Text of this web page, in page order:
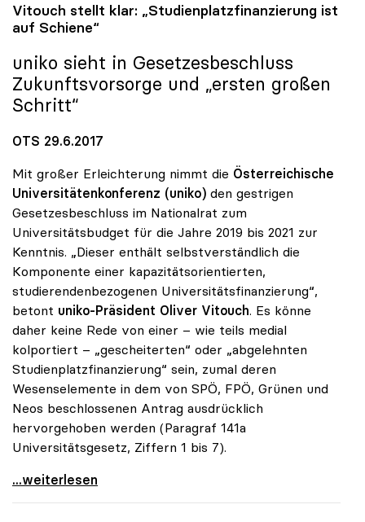
Vitouch stellt klar: „Studienplatzfinanzierung ist
auf Schiene“
uniko sieht in Gesetzesbeschluss
Zukunftsvorsorge und „ersten großen
Schritt“
OTS 29.6.2017
Mit großer Erleichterung nimmt die Österreichische
Universitätenkonferenz (uniko) den gestrigen
Gesetzesbeschluss im Nationalrat zum
Universitätsbudget für die Jahre 2019 bis 2021 zur
Kenntnis. „Dieser enthält selbstverständlich die
Komponente einer kapazitätsorientierten,
studierendenbezogenen Universitätsfinanzierung“,
betont uniko-Präsident Oliver Vitouch. Es könne
daher keine Rede von einer – wie teils medial
kolportiert – „gescheiterten“ oder „abgelehnten
Studienplatzfinanzierung“ sein, zumal deren
Wesenselemente in dem von SPÖ, FPÖ, Grünen und
Neos beschlossenen Antrag ausdrücklich
hervorgehoben werden (Paragraf 141a
Universitätsgesetz, Ziffern 1 bis 7).
Vitouch stellt klar: „Studienplatzfinanzierung ist
...weiterlesen